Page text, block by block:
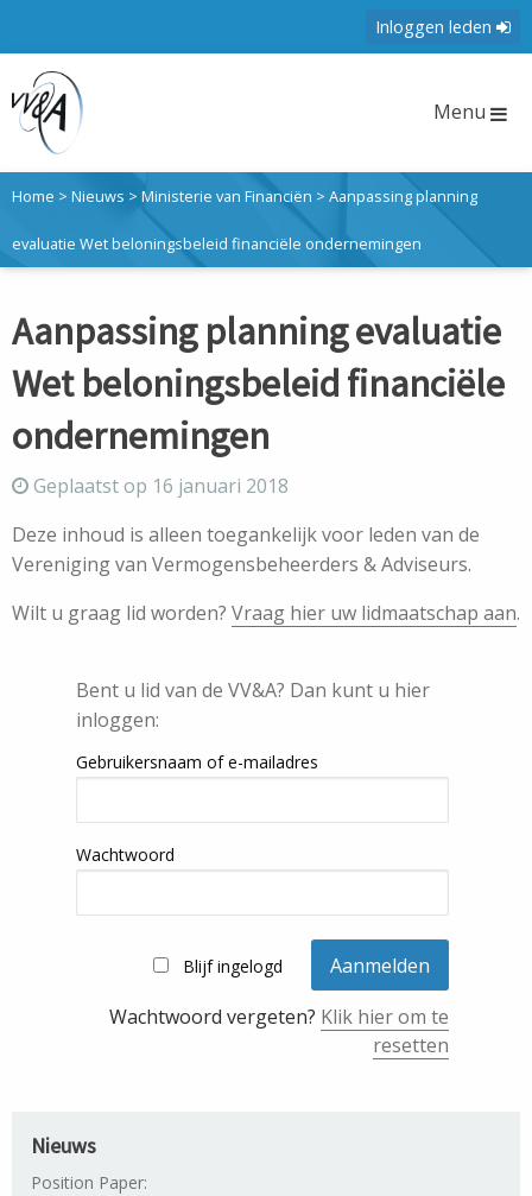
Inloggen leden
Menu
Home > Nieuws > Ministerie van Financiën > Aanpassing planning
evaluatie Wet beloningsbeleid financiële ondernemingen
Aanpassing planning evaluatie
Wet beloningsbeleid financiële
ondernemingen
Geplaatst op 16 januari 2018
Deze inhoud is alleen toegankelijk voor leden van de
Vereniging van Vermogensbeheerders & Adviseurs.
Wilt u graag lid worden? Vraag hier uw lidmaatschap aan.
Bent u lid van de VV&A? Dan kunt u hier
inloggen:
Gebruikersnaam of e-mailadres
Wachtwoord
Blijf ingelogd
Wachtwoord vergeten? Klik hier om te
resetten
Nieuws
Position Paper: